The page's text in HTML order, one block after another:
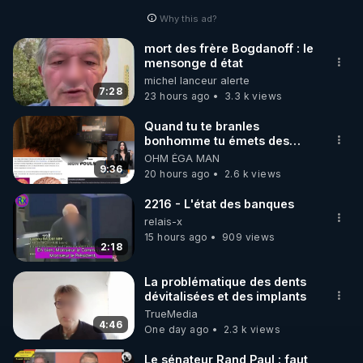
🌱 INSTAGRAM
https://www.instagram.com/rdlr_thierrycasasnovas/
http://rgnr.li/instagram
🌱 LA NEWSLETTER
Pour ne pas rater l’actualité RGNR (stages,
http://rgnr.li/news
🌱 VIDÉOS NON CENSURÉES SUR ODYSEE
Toutes les vidéos Youtube sont aussi sur la
http://rgnr.li/odysee
🌱 LES STAGES EN PRÉSENTIEL
Why this ad?
7:28
mort des frère Bogdanoff : le
mensonge d état
michel lanceur alerte
23 hours ago
3.3 k views
9:36
Quand tu te branles
bonhomme tu émets des
ondes ils ont juste omis de
t'expliquer
OHM ÉGA MAN
20 hours ago
2.6 k views
2:18
2216 - L'état des banques
relais-x
15 hours ago
909 views
4:46
La problématique des dents
dévitalisées et des implants
TrueMedia
One day ago
2.3 k views
Le sénateur Rand Paul : faut